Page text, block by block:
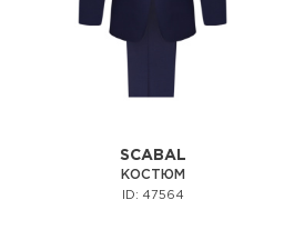
SCABAL
КОСТЮМ
ID: 47564